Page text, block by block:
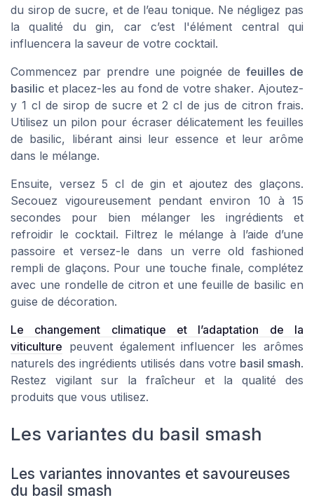
du sirop de sucre, et de l’eau tonique. Ne négligez pas
la qualité du gin, car c’est l'élément central qui
influencera la saveur de votre cocktail.
Commencez par prendre une poignée defeuilles de
basilic et placez-les au fond de votreshaker. Ajoutez-
y 1 cl de sirop de sucre et 2 cl de jus de citron frais.
Utilisez un pilon pour écraser délicatement les feuilles
de basilic, libérant ainsi leur essence et leur arôme
dans le mélange.
Ensuite, versez 5 cl de gin et ajoutez des glaçons.
Secouez vigoureusement pendant environ 10 à 15
secondes pour bien mélanger les ingrédients et
refroidir le cocktail. Filtrez le mélange à l’aide d’une
passoire et versez-le dans un verre old fashioned
rempli de glaçons. Pour une touche finale, complétez
avec une rondelle de citron et une feuille de basilic en
guise de décoration.
Le changement climatique et l’adaptation de la
viticulture peuvent également influencer les arômes
naturels des ingrédients utilisés dans votre basil smash.
Restez vigilant sur la fraîcheur et la qualité des
produits que vous utilisez.
Les variantes du basil smash
Les variantes innovantes et savoureuses
du basil smash